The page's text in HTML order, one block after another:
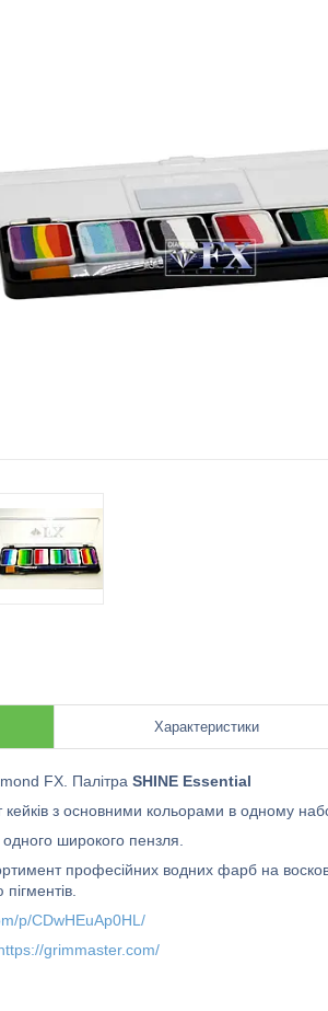
Характеристики
FX. Палітра SHINE Essential
кейків з основними кольорами в одному
одного широкого пензля.
професійних водних фарб на
p/CDwHEuAp0HL/
grimmaster.com/